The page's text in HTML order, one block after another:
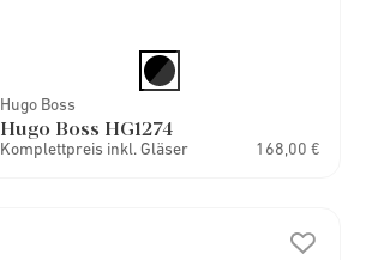
Hugo Boss
Hugo Boss HG1274
Komplettpreis inkl. Gläser 168,00 €